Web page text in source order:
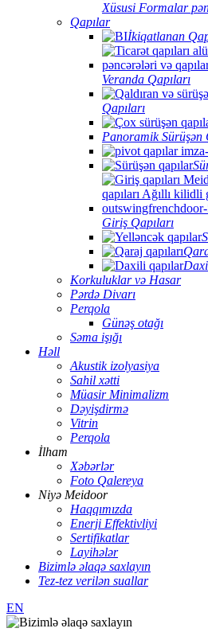
Xüsusi Formalar
Qapılar
İkiqatlanan
Veranda Qapıları
Qapıları
Panoramik Sürüşən
Giriş Qapıları
Korkuluklar və Hasar
Pərdə Divarı
Perqola
Günəş otağı
Səma işığı
Həll
Akustik izolyasiya
Sahil xətti
Müasir Minimalizm
Dəyişdirmə
Vitrin
Perqola
İlham
Xəbərlər
Foto Qalereya
Niyə Meidoor
Haqqımızda
Enerji Effektivliyi
Sertifikatlar
Layihələr
Bizimlə əlaqə saxlayın
Tez-tez verilən suallar
EN